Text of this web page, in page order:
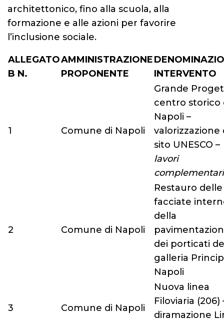
architettonico, fino alla scuola, alla
formazione e alle azioni per favorire
l’inclusione sociale.
ALLEGATO
B N.
AMMINISTRAZIONE
PROPONENTE
INTERVENTO
1 Comune di Napoli
Grande
centro storico
Napoli –
valorizzazione
sito UNESCO –
lavori
complementari
2 Comune di Napoli
Restauro delle
facciate
della
dei porticati
galleria
Napoli
3 Comune di Napoli
Nuova linea
Filoviaria (206)
diramazione